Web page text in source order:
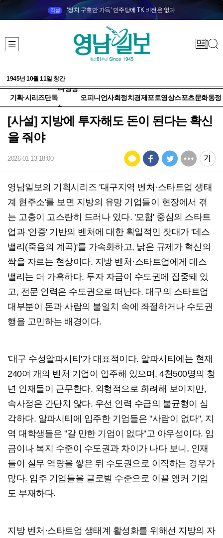
직설 ‘정치 구호만 가득’ 민주당에 TK 비전은 없다
1945년 10월 11일 창간
기획·시리즈단독
다양성
+
오피니언사회정치 경제 포토영상스포츠문화동정
[사설] 지방에 투자해도 돈이 된다는 확신
을 줘야
2026-01-13 18:00
영남일보의 기획시리즈 '대구지역 벤처·스타트업 생태
계 현주소'를 보면 지방의 유망 기업들이 현장에서 겪
는 고충이 고스란히 드러나 있다. '모험' 중심의 스타트
업과 '인증' 기반의 벤처에 대한 획일적인 잣대가 '데스
밸리(죽음의 계곡)'를 가속화하고, 낡은 규제가 혁신의
싹을 자르는 현상이다. 지방 벤처·스타트업에게 데스
밸리는 더 가혹하다. 투자 자금이 수도권에 집중돼 있
고, 전문 인력은 수도권으로 떠난다. 대구의 스타트업
대부분이 돈과 사람의 불일치 속에 좌절하거나 수도권
행을 고민하는 배경이다.
'대구 수성알파시티'가 대표적이다. 알파시티에는 현재
240여 개의 벤처 기업이 입주해 있으며, 4천500명의 청
년 인재들이 근무한다. 외형적으로 화려해 보이지만,
속사정은 간단치 않다. 우선 인력 수급의 불균형이 심
각하다. 알파시티에 입주한 기업들은 "사람이 없다", 지
역 대학생들은 "갈 만한 기업이 없다"고 아우성이다. 임
금이나 복지 수준이 수도권과 차이가 나다 보니, 인재
들이 실무 역량을 쌓은 뒤 수도권으로 이직하는 경우가
많다. 입주 기업들을 글로벌 수준으로 이끌 앵커 기업
도 부재하다.
지방 벤처·스타트업 생태계 활성화를 위해선 지방의 자